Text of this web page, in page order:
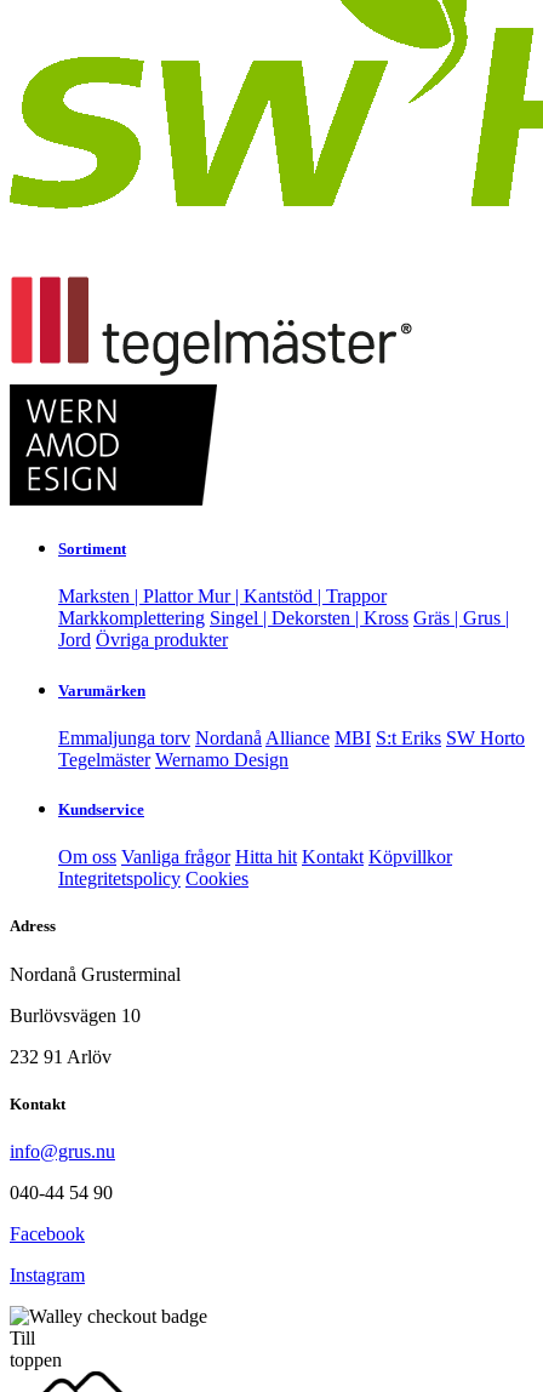
Sortiment
Marksten | PlattorMur | Kantstöd | Trappor
Markkomplettering Singel | Dekorsten | Kross Gräs | Grus |
Jord Övriga produkter
Varumärken
Emmaljunga torv Nordanå Alliance MBI S:t Eriks SW Horto
Tegelmäster Wernamo Design
Kundservice
Om oss Vanliga frågor Hitta hit Kontakt Köpvillkor
Integritetspolicy Cookies
Adress
Nordanå Grusterminal
Burlövsvägen 10
232 91 Arlöv
Kontakt
info@grus.nu
040-44 54 90
Facebook
Instagram
Till
toppen